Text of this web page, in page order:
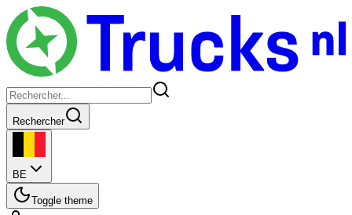
Rechercher
BE
Toggle theme